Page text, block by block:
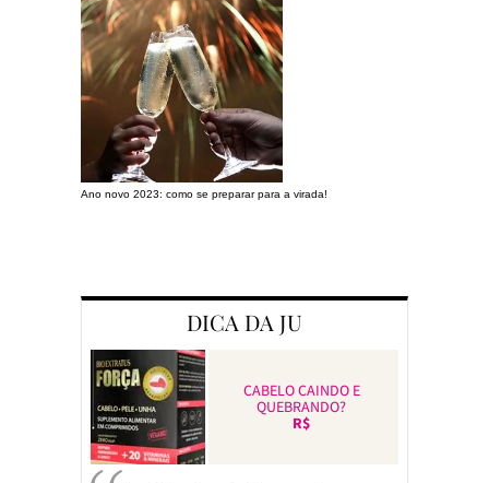
Ano novo 2023: como se preparar para a virada!
DICA DA JU
CABELO CAINDO E
QUEBRANDO?
R$